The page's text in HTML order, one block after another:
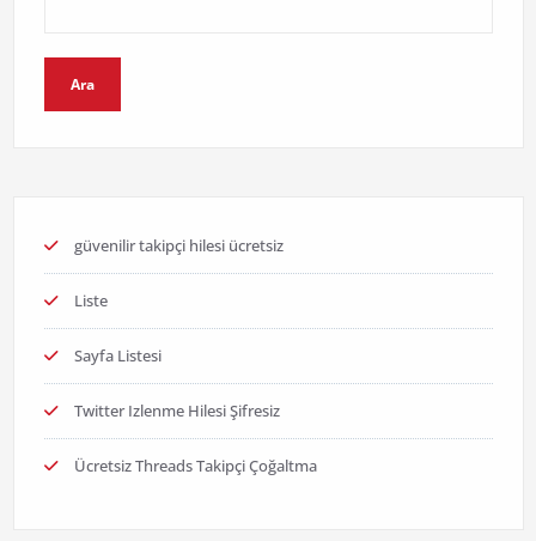
Ara
güvenilir takipçi hilesi ücretsiz
Liste
Sayfa Listesi
Twitter Izlenme Hilesi Şifresiz
Ücretsiz Threads Takipçi Çoğaltma